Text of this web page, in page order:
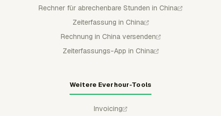
Rechner für abrechenbare Stunden in China
Zeiterfassung in China
Rechnung in China versenden
Zeiterfassungs-App in China
Weitere Everhour-Tools
Invoicing